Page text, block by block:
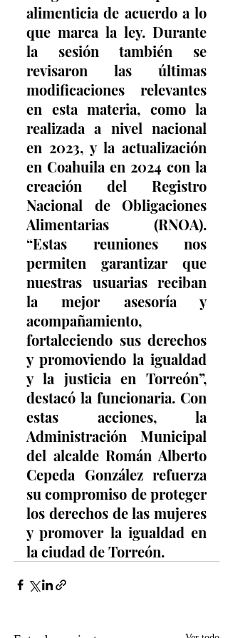
alimenticia de acuerdo a lo
que marca la ley. Durante
la sesión también se
revisaron las últimas
modificaciones relevantes
en esta materia, como la
realizada a nivel nacional
en 2023, y la actualización
en Coahuila en 2024 con la
creación del Registro
Nacional de Obligaciones
Alimentarias (RNOA).
“Estas reuniones nos
permiten garantizar que
nuestras usuarias reciban
la mejor asesoría y
acompañamiento,
fortaleciendo sus derechos
y promoviendo la igualdad
y la justicia en Torreón”,
destacó la funcionaria. Con
estas acciones, la
Administración Municipal
del alcalde Román Alberto
Cepeda González refuerza
su compromiso de proteger
los derechos de las mujeres
y promover la igualdad en
la ciudad de Torreón.